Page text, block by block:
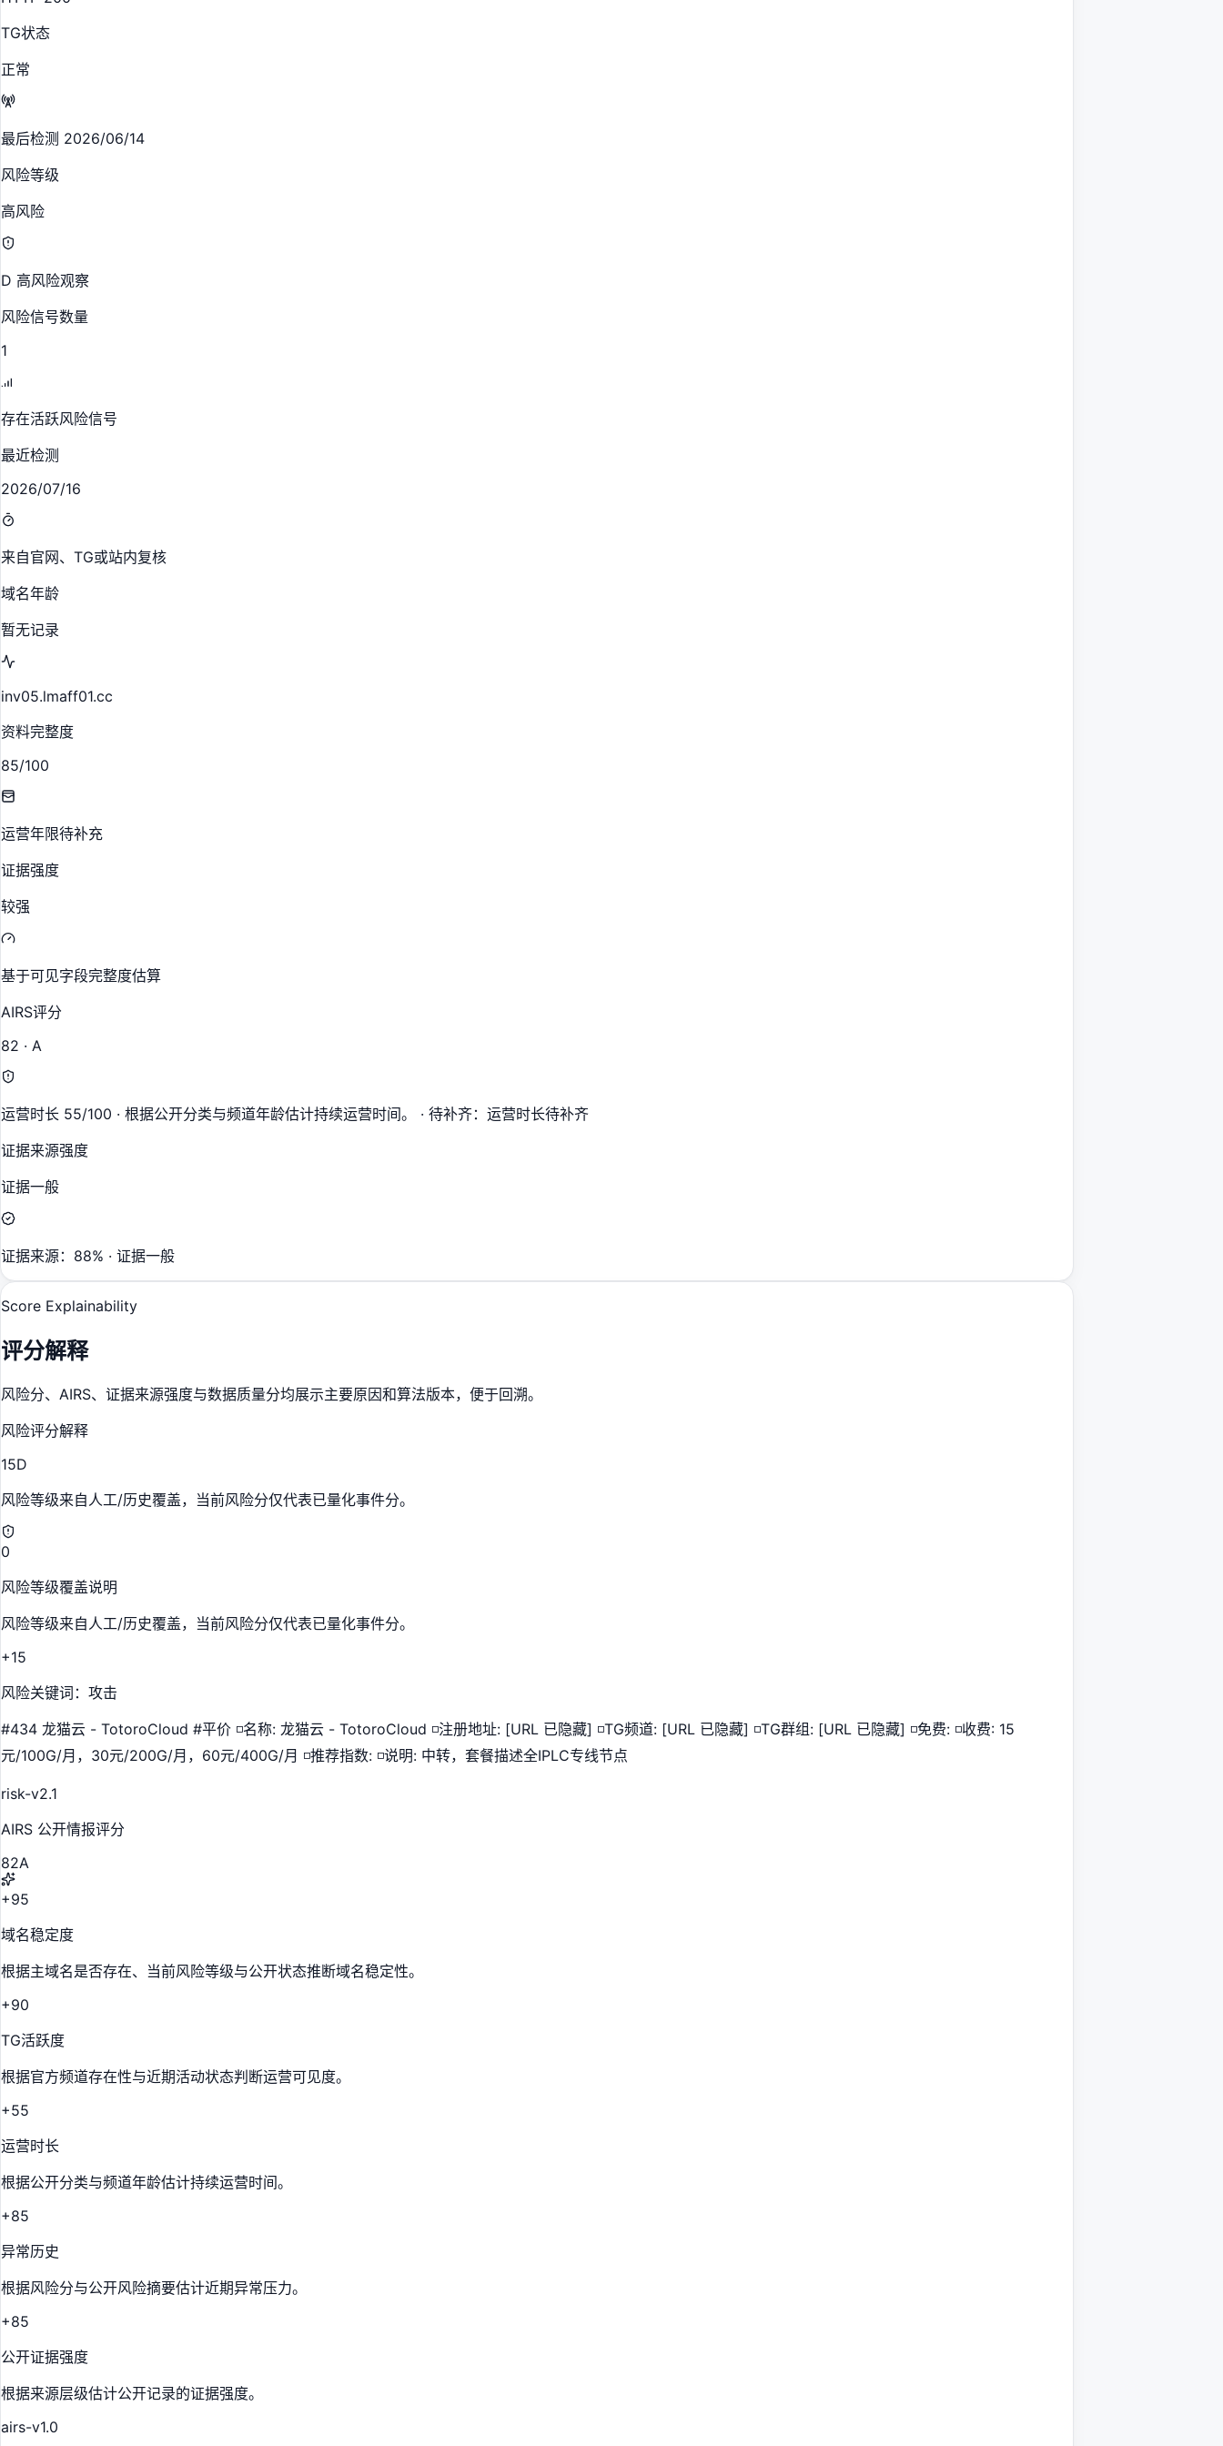
TG状态
正常
最后检测 2026/06/14
风险等级
高风险
D 高风险观察
风险信号数量
1
存在活跃风险信号
最近检测
2026/07/16
来自官网、TG或站内复核
域名年龄
暂无记录
inv05.lmaff01.cc
资料完整度
85/100
运营年限待补充
证据强度
较强
基于可见字段完整度估算
AIRS评分
82 · A
运营时长 55/100 · 根据公开分类与频道年龄估计持续运营时间。 · 待补齐：运营时长待补齐
证据来源强度
证据一般
证据来源：88% · 证据一般
Score Explainability
评分解释
风险分、AIRS、证据来源强度与数据质量分均展示主要原因和算法版本，便于回溯。
风险评分解释
15D
风险等级来自人工/历史覆盖，当前风险分仅代表已量化事件分。
0
风险等级覆盖说明
风险等级来自人工/历史覆盖，当前风险分仅代表已量化事件分。
+15
风险关键词：攻击
#434 龙猫云 - TotoroCloud #平价 ◽️名称: 龙猫云 - TotoroCloud ◽️注册地址: [URL 已隐藏] ◽️TG频道: [URL 已隐藏] ◽️TG群组: [URL 已隐藏] ◽️免费: ◽️收费: 15
元/100G/月，30元/200G/月，60元/400G/月 ◽️推荐指数: ◽️说明: 中转，套餐描述全IPLC专线节点
risk-v2.1
AIRS 公开情报评分
82A
+95
域名稳定度
根据主域名是否存在、当前风险等级与公开状态推断域名稳定性。
+90
TG活跃度
根据官方频道存在性与近期活动状态判断运营可见度。
+55
运营时长
根据公开分类与频道年龄估计持续运营时间。
+85
异常历史
根据风险分与公开风险摘要估计近期异常压力。
+85
公开证据强度
根据来源层级估计公开记录的证据强度。
airs-v1.0